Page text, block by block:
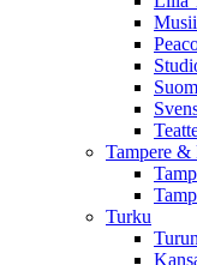
Tampere &
Turku